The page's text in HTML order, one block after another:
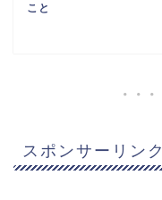
こと
スポンサーリンク